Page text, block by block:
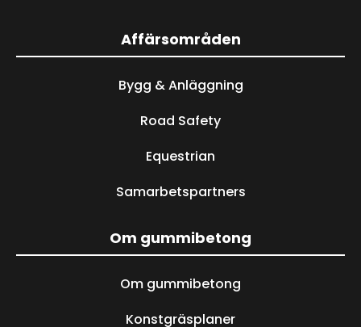
Affärsområden
Bygg & Anläggning
Road Safety
Equestrian
Samarbetspartners
Om gummibetong
Om gummibetong
Konstgräsplaner